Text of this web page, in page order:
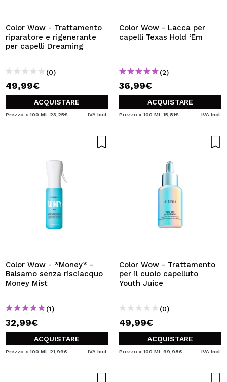
Creando un account su Maquibeauty.it potrai fare i tuoi
acquisti velocemente, controllare lo stato dei tuoi ordini e
consultare le tue operazioni precedenti.
CREARE UN ACCOUNT
Color Wow - Trattamento
riparatore e rigenerante
per capelli Dreaming
(0)
49,99€
ACQUISTARE
Prezzo x 100 Ml: 23,25€ IVA Incl.
Color Wow - Lacca per
capelli Texas Hold ‘Em
(2)
36,99€
ACQUISTARE
Prezzo x 100 Ml: 15,81€ IVA Incl.
Color Wow - *Money* -
Balsamo senza risciacquo
Money Mist
(1)
32,99€
ACQUISTARE
Prezzo x 100 Ml: 21,99€ IVA Incl.
Color Wow - Trattamento
per il cuoio capelluto
Youth Juice
(0)
49,99€
ACQUISTARE
Prezzo x 100 Ml: 99,98€ IVA Incl.